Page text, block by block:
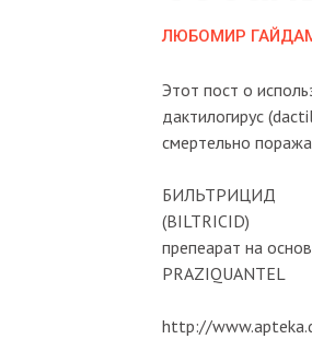
ЛЮБОМИР
Этот пост о
дактилогирус
смертельно
БИЛЬТРИЦИД
(BILTRICID)
препеарат на
PRAZIQUANTEL
http://